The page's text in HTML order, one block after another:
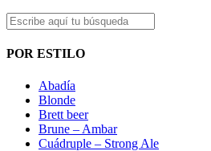
POR ESTILO
Abadía
Blonde
Brett beer
Brune – Ambar
Cuádruple – Strong Ale